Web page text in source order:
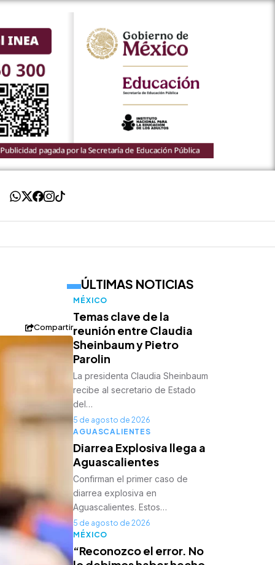
Compartir
ÚLTIMAS NOTICIAS
MÉXICO
Temas clave de la
reunión entre Claudia
Sheinbaum y Pietro
Parolin
La presidenta Claudia Sheinbaum
recibe al secretario de Estado
del…
5 de agosto de 2026
AGUASCALIENTES
Diarrea Explosiva llega a
Aguascalientes
Confirman el primer caso de
diarrea explosiva en
Aguascalientes. Estos…
5 de agosto de 2026
MÉXICO
“Reconozco el error. No